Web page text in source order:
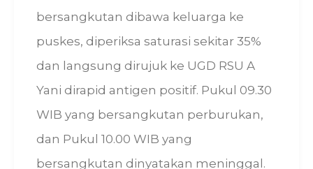
bersangkutan dibawa keluarga ke
puskes, diperiksa saturasi sekitar 35%
dan langsung dirujuk ke UGD RSU A
Yani dirapid antigen positif. Pukul 09.30
WIB yang bersangkutan perburukan,
dan Pukul 10.00 WIB yang
bersangkutan dinyatakan meninggal.